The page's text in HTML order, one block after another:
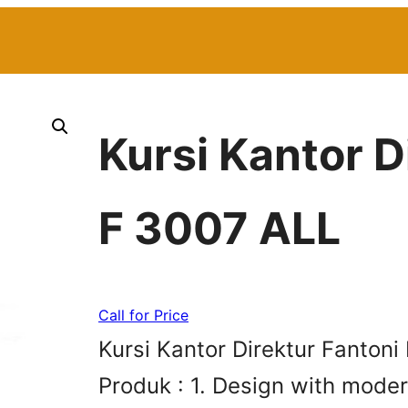
Kursi Kantor
F 3007 ALL
Call for Price
Kursi Kantor Direktur
Produk : 1. Design with